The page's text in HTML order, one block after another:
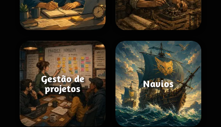
Gestão de
projetos
Navios